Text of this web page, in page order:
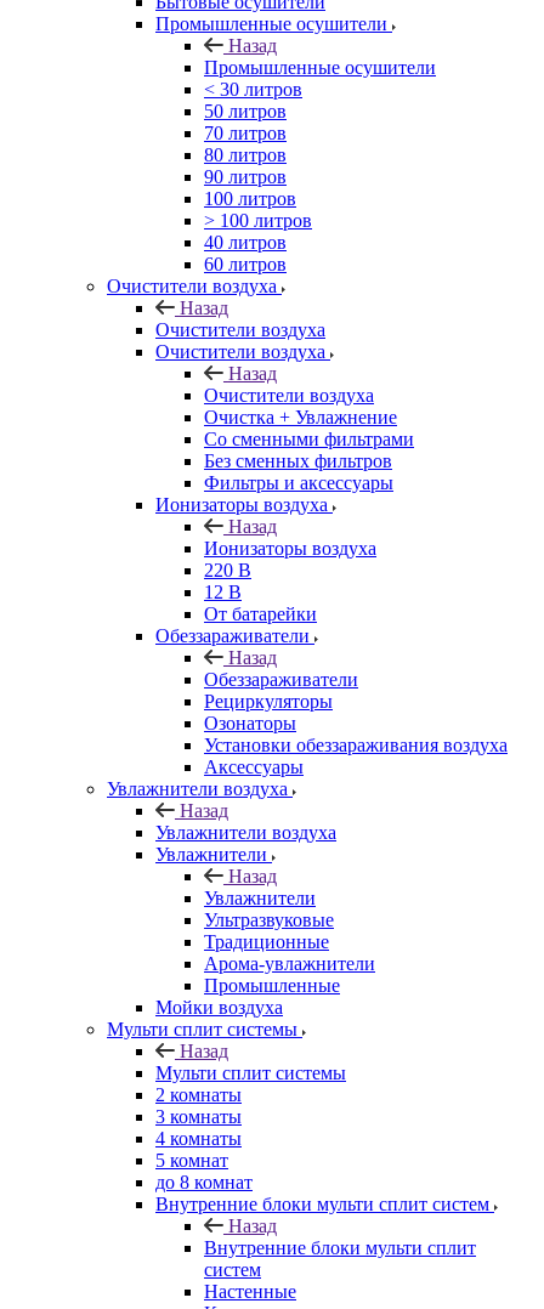
Промышленные осушители
Назад
Промышленные осушители
< 30 литров
50 литров
70 литров
80 литров
90 литров
100 литров
> 100 литров
40 литров
60 литров
Очистители воздуха
Назад
Очистители воздуха
Очистители воздуха
Назад
Очистители воздуха
Очистка + Увлажнение
Cо сменными фильтрами
Без сменных фильтров
Фильтры и аксессуары
Ионизаторы воздуха
Назад
Ионизаторы воздуха
220 В
12 В
От батарейки
Обеззараживатели
Назад
Обеззараживатели
Рециркуляторы
Озонаторы
Установки обеззараживания воздуха
Аксессуары
Увлажнители воздуха
Назад
Увлажнители воздуха
Увлажнители
Назад
Увлажнители
Ультразвуковые
Традиционные
Арома-увлажнители
Промышленные
Мойки воздуха
Мульти сплит системы
Назад
Мульти сплит системы
2 комнаты
3 комнаты
4 комнаты
5 комнат
до 8 комнат
Внутренние блоки мульти сплит систем
Назад
Внутренние блоки мульти сплит
систем
Настенные